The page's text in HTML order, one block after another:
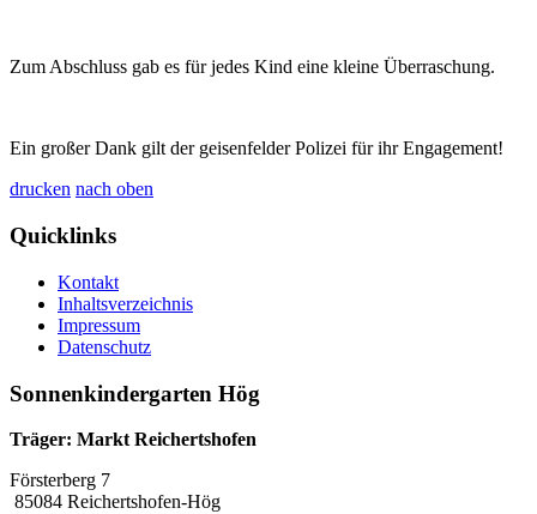
Zum Abschluss gab es für jedes Kind eine kleine Überraschung.
Ein großer Dank gilt der geisenfelder Polizei für ihr Engagement!
drucken nach oben
Quicklinks
Kontakt
Inhaltsverzeichnis
Impressum
Datenschutz
Sonnenkindergarten Hög
Träger: Markt Reichertshofen
Försterberg 7
85084 Reichertshofen-Hög